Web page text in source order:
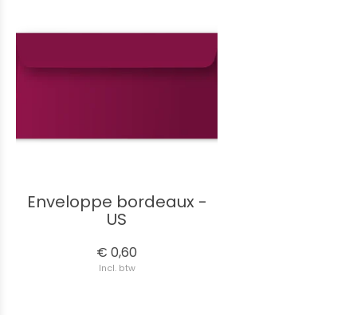
Enveloppe bordeaux -
US
€ 0,60
Incl. btw